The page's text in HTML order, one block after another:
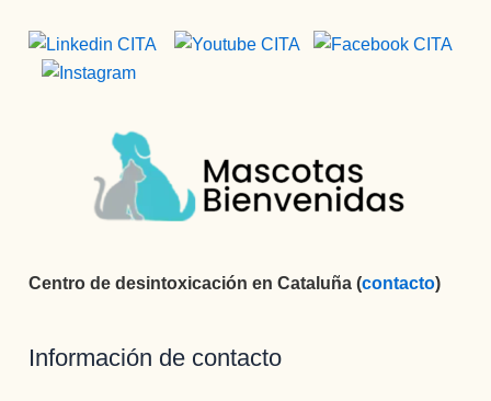
Centro de desintoxicación en Cataluña (contacto)
Información de contacto